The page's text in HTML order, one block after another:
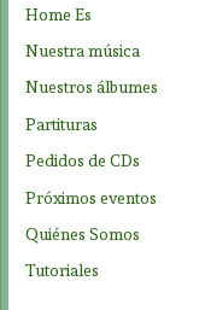
Home Es
Nuestra música
Nuestros álbumes
Partituras
Pedidos de CDs
Próximos eventos
Quiénes Somos
Tutoriales